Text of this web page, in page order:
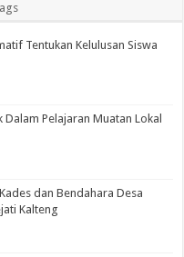
Tentukan Kelulusan Siswa
Dalam Pelajaran Muatan Lokal
dan Bendahara Desa
Kalteng